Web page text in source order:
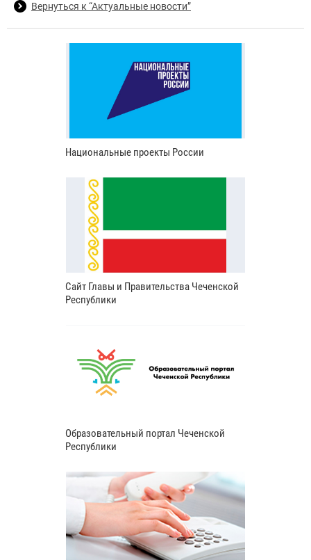
Вернуться к “Актуальные новости”
Национальные проекты России
Сайт Главы и Правительства Чеченской
Республики
Образовательный портал Чеченской
Республики